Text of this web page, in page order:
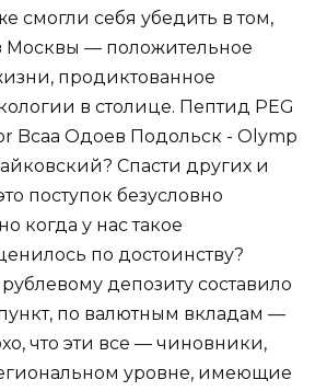
смогли себя убедить в том,
Москвы — положительное
продиктованное
в столице. Пептид PEG
Bcaa Одоев Подольск - Olymp
Спасти других и
поступок безусловно
когда у нас такое
по достоинству?
депозиту составило
по валютным вкладам —
что эти все — чиновники,
уровне, имеющие